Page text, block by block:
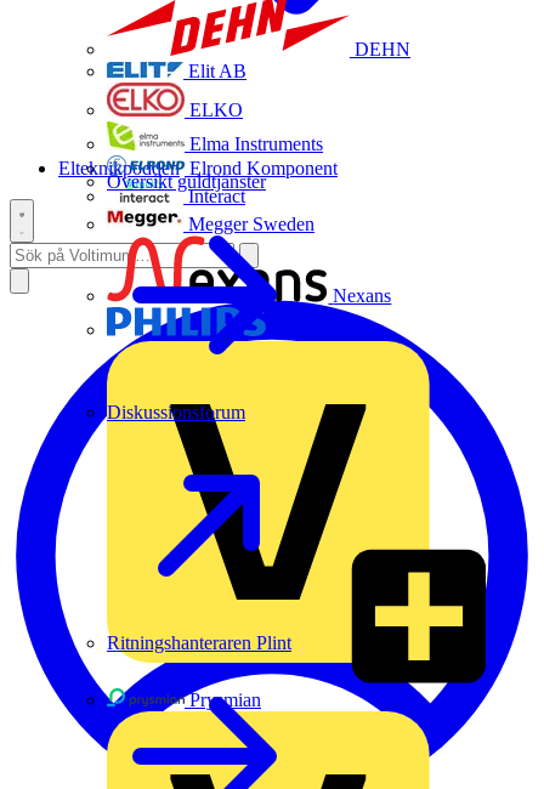
DEHN
Elit AB
ELKO
Elma Instruments
Elrond Komponent
Interact
Megger Sweden
Nexans
Prysmian
Översikt guldtjänster
Diskussionsforum
Ritningshanteraren Plint
Elteknikpodden